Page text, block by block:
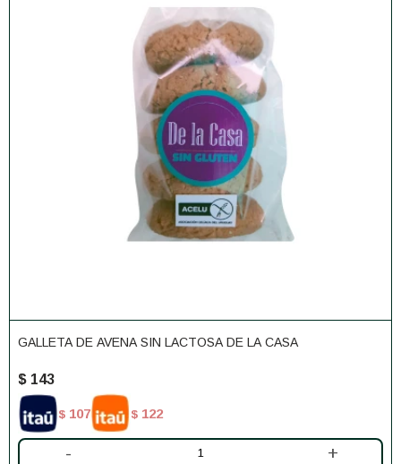
GALLETA DE AVENA SIN LACTOSA DE LA CASA
$ 143
$ 107 $ 122
- +